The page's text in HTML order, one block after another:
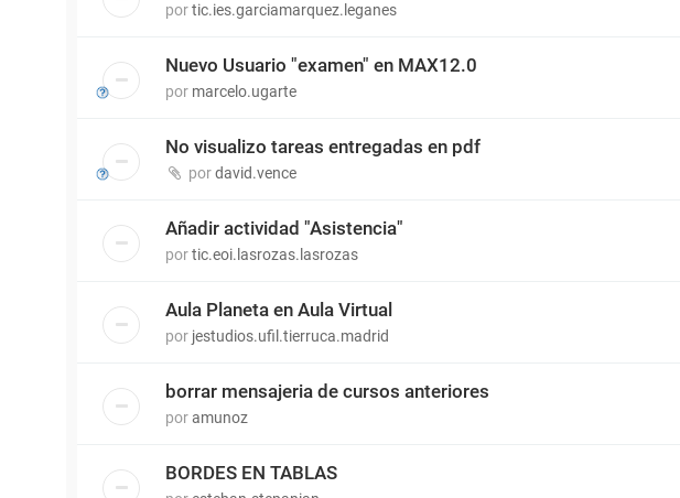
portic.ies.garciamarquez.leganes
Nuevo Usuario "examen" en MAX12.0
por marcelo.ugarte
No visualizo tareas entregadas en pdf
pordavid.vence
Añadir actividad "Asistencia"
portic.eoi.lasrozas.lasrozas
Aula Planeta en Aula Virtual
por jestudios.ufil.tierruca.madrid
borrar mensajeria de cursos anteriores
poramunoz
BORDES EN TABLAS